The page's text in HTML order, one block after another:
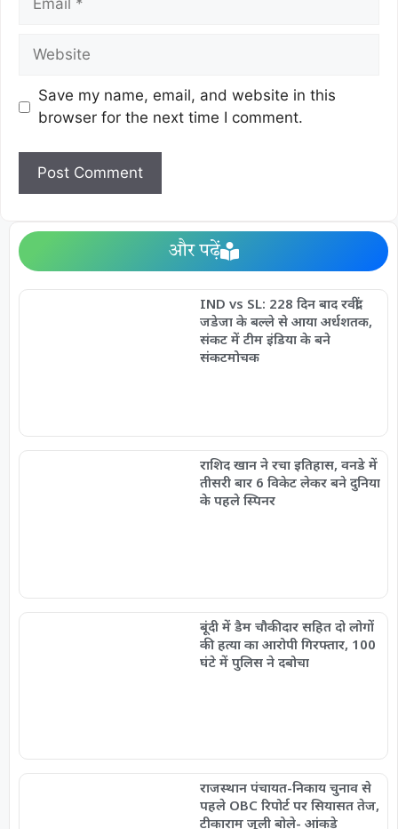
Save my name, email, and website in this
browser for the next time I comment.
और पढ़ें
IND vs SL: 228 दिन बाद रवींद्र
जडेजा के बल्ले से आया अर्धशतक,
संकट में टीम इंडिया के बने
संकटमोचक
राशिद खान ने रचा इतिहास, वनडे में
तीसरी बार 6 विकेट लेकर बने दुनिया
के पहले स्पिनर
बूंदी में डैम चौकीदार सहित दो लोगों
की हत्या का आरोपी गिरफ्तार, 100
घंटे में पुलिस ने दबोचा
राजस्थान पंचायत-निकाय चुनाव से
पहले OBC रिपोर्ट पर सियासत तेज,
टीकाराम जूली बोले- आंकड़े